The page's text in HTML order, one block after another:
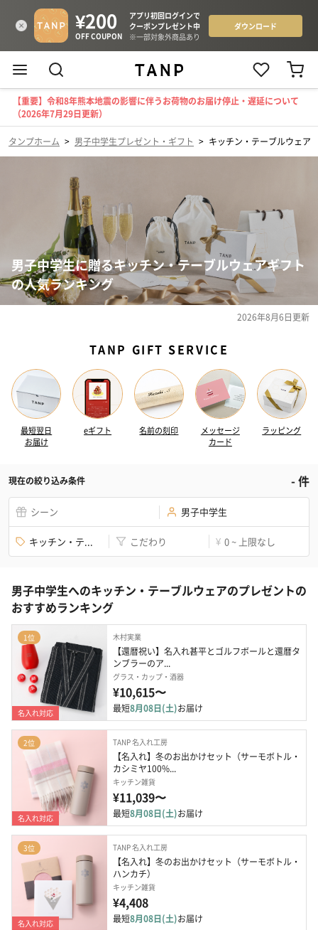
【重要】令和8年熊本地震の影響に伴うお荷物のお届け停止・遅延について
（2026年7月29日更新）
タンプホーム > 男子中学生プレゼント・ギフト > キッチン・テーブルウェア
男子中学生に贈るキッチン・テーブルウェアギフト
の人気ランキング
2026年8月6日更新
TANP GIFT SERVICE
最短翌日
お届け
eギフト 名前の刻印
メッセージ
カード
ラッピング
現在の絞り込み条件 -件
シーン 男子中学生
キッチン・テ... こだわり ¥ 0 ~ 上限なし
男子中学生へのキッチン・テーブルウェアのプレゼントの
おすすめランキング
1位
名入れ対応
木村実業
【還暦祝い】名入れ甚平とゴルフボールと還暦タ
ンブラーのア...
グラス・カップ・酒器
¥10,615〜
最短8月08日(土)お届け
2位
名入れ対応
TANP 名入れ工房
【名入れ】冬のお出かけセット（サーモボトル・
カシミヤ100%...
キッチン雑貨
¥11,039〜
最短8月08日(土)お届け
3位
名入れ対応
TANP 名入れ工房
【名入れ】冬のお出かけセット（サーモボトル・
ハンカチ）
キッチン雑貨
¥4,408
最短8月08日(土)お届け